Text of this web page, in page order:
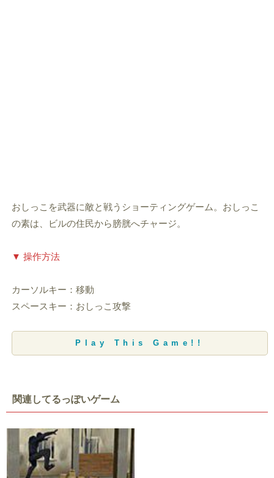
おしっこを武器に敵と戦うショーティングゲーム。おしっこ
の素は、ビルの住民から膀胱へチャージ。
▼ 操作方法
カーソルキー：移動
スペースキー：おしっこ攻撃
Play This Game!!
関連してるっぽいゲーム